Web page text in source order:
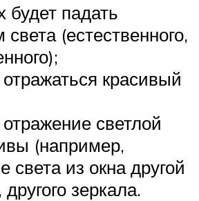
будет падать
(естественного,
отражаться красивый
отражение светлой
(например,
света из окна другой
зеркала.